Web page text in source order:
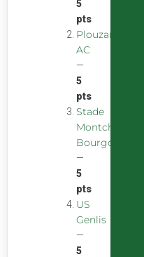
5
pts
Plouzane
AC
—
5
pts
Stade
Montchaninois
Bourgogne
—
5
pts
US
Genlis
—
5